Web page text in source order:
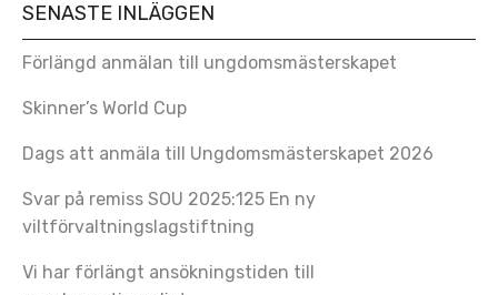
SENASTE INLÄGGEN
Förlängd anmälan till ungdomsmästerskapet
Skinner’s World Cup
Dags att anmäla till Ungdomsmästerskapet 2026
Svar på remiss SOU 2025:125 En ny
viltförvaltningslagstiftning
Vi har förlängt ansökningstiden till